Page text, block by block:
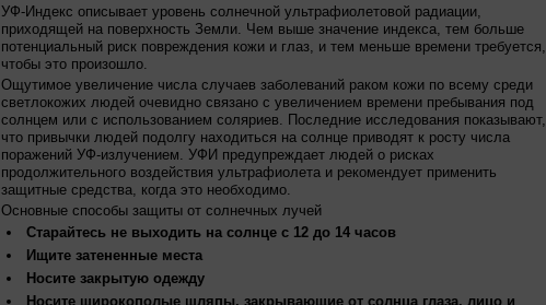
УФ-Индекс описывает уровень солнечной ультрафиолетовой радиации,
приходящей на поверхность Земли. Чем выше значение индекса, тем больше
потенциальный риск повреждения кожи и глаз, и тем меньше времени требуется,
чтобы это произошло.
Ощутимое увеличение числа случаев заболеваний раком кожи по всему среди
светлокожих людей очевидно связано с увеличением времени пребывания под
солнцем или с использованием соляриев. Последние исследования показывают,
что привычки людей подолгу находиться на солнце приводят к росту числа
поражений УФ-излучением. УФИ предупреждает людей о рисках
продолжительного воздействия ультрафиолета и рекомендует применить
защитные средства, когда это необходимо.
Основные способы защиты от солнечных лучей
Старайтесь не выходить на солнце с 12 до 14 часов
Ищите затененные места
Носите закрытую одежду
Носите широкополые шляпы, закрывающие от солнца глаза, лицо и